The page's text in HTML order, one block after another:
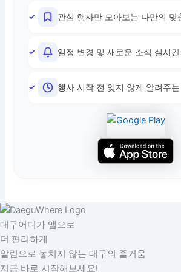
관심 행사만 모아보는 나만의 맞
일정 변경 및 새로운 소식 실시
행사 시작 전 잊지 않게 알려주
대구어디가 앱으로
더 편리하게
알림으로 놓치지 않는 대구의 즐거움
지금 바로 시작해보세요!